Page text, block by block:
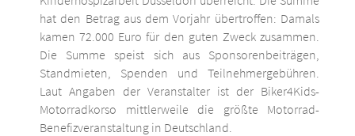
hat den Betrag aus dem Vorjahr übertroffen: Damals
kamen 72.000 Euro für den guten Zweck zusammen.
Die Summe speist sich aus Sponsorenbeiträgen,
Standmieten, Spenden und Teilnehmergebühren.
Laut Angaben der Veranstalter ist der Biker4Kids-
Motorradkorso mittlerweile die größte Motorrad-
Benefizveranstaltung in Deutschland.